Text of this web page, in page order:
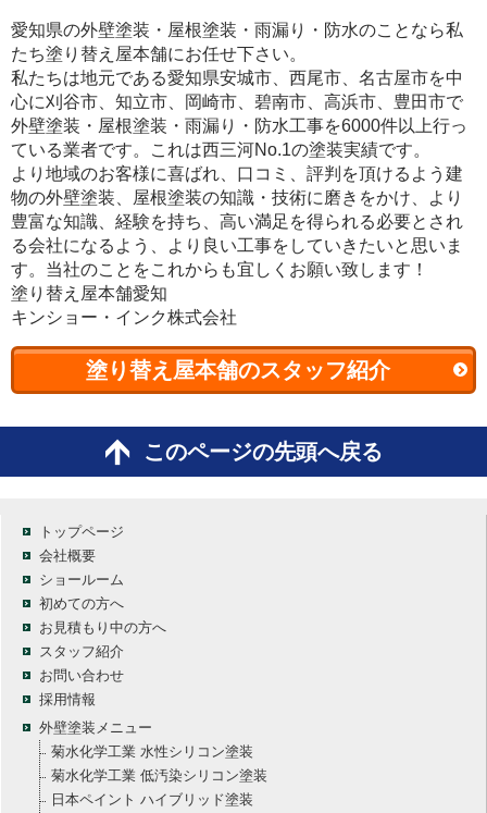
愛知県の外壁塗装・屋根塗装・雨漏り・防水のことなら私
たち塗り替え屋本舗にお任せ下さい。
私たちは地元である愛知県安城市、西尾市、名古屋市を中
心に刈谷市、知立市、岡崎市、碧南市、高浜市、豊田市で
外壁塗装・屋根塗装・雨漏り・防水工事を6000件以上行っ
ている業者です。これは西三河No.1の塗装実績です。
より地域のお客様に喜ばれ、口コミ、評判を頂けるよう建
物の外壁塗装、屋根塗装の知識・技術に磨きをかけ、より
豊富な知識、経験を持ち、高い満足を得られる必要とされ
る会社になるよう、より良い工事をしていきたいと思いま
す。当社のことをこれからも宜しくお願い致します！
塗り替え屋本舗愛知
キンショー・インク株式会社
塗り替え屋本舗のスタッフ紹介
このページの先頭へ戻る
トップページ
会社概要
ショールーム
初めての方へ
お見積もり中の方へ
スタッフ紹介
お問い合わせ
採用情報
外壁塗装メニュー
菊水化学工業 水性シリコン塗装
菊水化学工業 低汚染シリコン塗装
日本ペイント ハイブリッド塗装